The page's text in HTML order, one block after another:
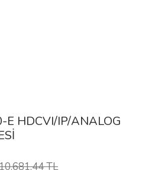
HDCVI/IP/ANALOG
TL